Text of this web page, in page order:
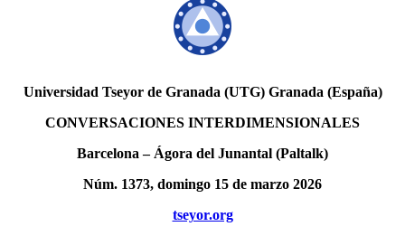
Universidad Tseyor de Granada (UTG) Granada (España)
CONVERSACIONES INTERDIMENSIONALES
Barcelona – Ágora del Junantal (Paltalk)
Núm. 1373, domingo 15 de marzo 2026
tseyor.org